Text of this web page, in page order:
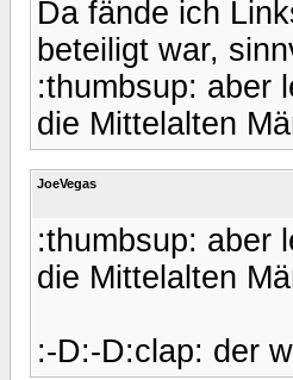
Da fände ich
beteiligt war,
:thumbsup: aber
die Mittelalten
JoeVegas
:thumbsup: aber
die Mittelalten
:-D:-D:clap: der